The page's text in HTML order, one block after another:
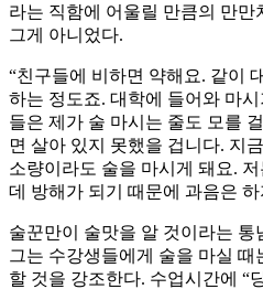
라는 직함에 어울릴 만큼의 만만
그게 아니었다.
“친구들에 비하면 약해요. 같이
하는 정도죠. 대학에 들어와 마
들은 제가 술 마시는 줄도 모를
면 살아 있지 못했을 겁니다. 지
소량이라도 술을 마시게 돼요.
데 방해가 되기 때문에 과음은
술꾼만이 술맛을 알 것이라는 통
그는 수강생들에게 술을 마실
할 것을 강조한다. 수업시간에 “